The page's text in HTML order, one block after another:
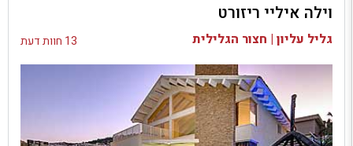
בדיקת זמינות ומחירים
וילה איליי ריזורט
גליל עליון | חצור הגלילית 13 חוות דעת